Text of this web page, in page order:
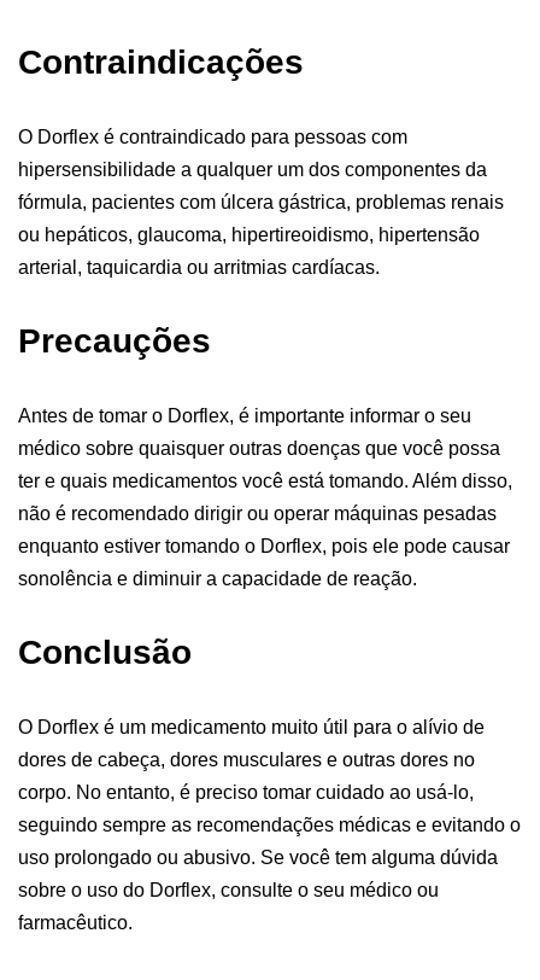
Contraindicações
O Dorflex é contraindicado para pessoas com
hipersensibilidade a qualquer um dos componentes da
fórmula, pacientes com úlcera gástrica, problemas renais
ou hepáticos, glaucoma, hipertireoidismo, hipertensão
arterial, taquicardia ou arritmias cardíacas.
Precauções
Antes de tomar o Dorflex, é importante informar o seu
médico sobre quaisquer outras doenças que você possa
ter e quais medicamentos você está tomando. Além disso,
não é recomendado dirigir ou operar máquinas pesadas
enquanto estiver tomando o Dorflex, pois ele pode causar
sonolência e diminuir a capacidade de reação.
Conclusão
O Dorflex é um medicamento muito útil para o alívio de
dores de cabeça, dores musculares e outras dores no
corpo. No entanto, é preciso tomar cuidado ao usá-lo,
seguindo sempre as recomendações médicas e evitando o
uso prolongado ou abusivo. Se você tem alguma dúvida
sobre o uso do Dorflex, consulte o seu médico ou
farmacêutico.